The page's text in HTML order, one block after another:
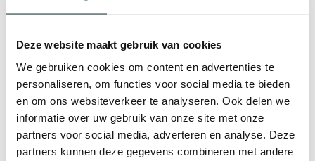
Deze website maakt gebruik van cookies
We gebruiken cookies om content en advertenties te
personaliseren, om functies voor social media te bieden
en om ons websiteverkeer te analyseren. Ook delen we
informatie over uw gebruik van onze site met onze
partners voor social media, adverteren en analyse. Deze
partners kunnen deze gegevens combineren met andere